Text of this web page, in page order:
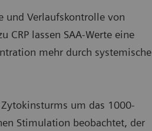
und Verlaufskontrolle von
CRP lassen SAA-Werte eine
mehr durch systemische
um das 1000-
Stimulation beobachtet, der